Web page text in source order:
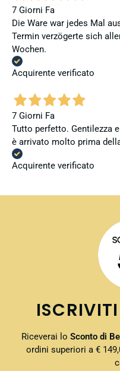
7 Giorni Fa
Die Ware war jedes Mal
Termin verzögerte sich
Wochen.
Acquirente verificato
7 Giorni Fa
Tutto perfetto. Gentilezza
è arrivato molto prima
Acquirente verificato
Riceverai lo Sconto di
ordini superiori a €